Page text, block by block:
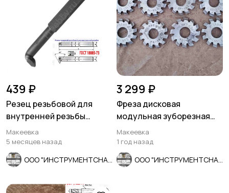
439 ₽
Резец резьбовой для
внутренней резьбы
16х16х170, Т5К10, 2662-
0005,.
Макеевка
5 месяцев назад
3 299 ₽
Фреза дисковая
модульная зуборезная
М0,8; Р6М5, 20°, Z12, к-т 8
шт
Макеевка
1 год назад